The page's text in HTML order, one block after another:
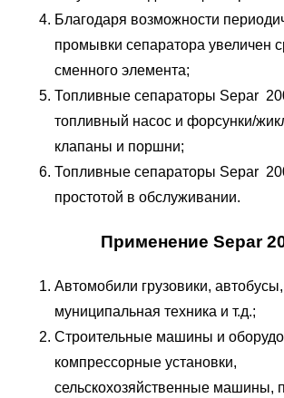
Благодаря возможности
промывки сепаратора увеличен
сменного элемента;
Топливные сепараторы Separ
топливный насос и форсунки/
клапаны и поршни;
Топливные сепараторы Separ
простотой в обслуживании.
Применение Separ
Автомобили грузовики,
муниципальная техника и т.д.;
Строительные машины и
компрессорные установки,
сельскохозяйственные машины,